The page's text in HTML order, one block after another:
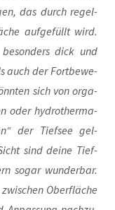
das durch regel­
auf­ge­füllt wird.
dick und
auch der Fort­be­we­
sich von orga­
oder hydro­ther­ma­
der Tief­see gel­
sind dei­ne Tief­
sogar wun­der­bar.
Ober­flä­che